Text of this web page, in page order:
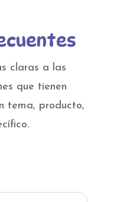
claras a las
que tienen
tema, producto,